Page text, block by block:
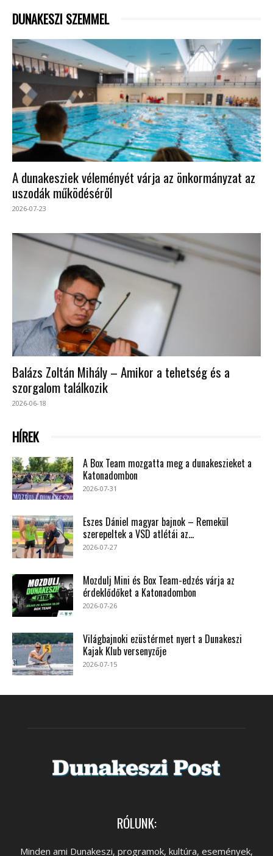
DUNAKESZI SZEMMEL
A dunakesziek véleményét várja az önkormányzat az
uszodák működéséről
2026-07-23
Balázs Zoltán Mihály – Amikor a tehetség és a
szorgalom találkozik
2026-06-18
HÍREK
A Box Team mozgatta meg a dunakeszieket a
Katonadombon
2026-07-31
Eszes Dániel magyar bajnok – Remekül
szerepeltek a VSD atlétái az...
2026-07-27
Mozdulj Mini és Box Team-edzés várja az
érdeklődőket a Katonadombon
2026-07-26
Világbajnoki ezüstérmet nyert a Dunakeszi
Kajak Klub versenyzője
2026-07-15
RÓLUNK:
Minden ami Dunakeszi, programok, kultúra, események,